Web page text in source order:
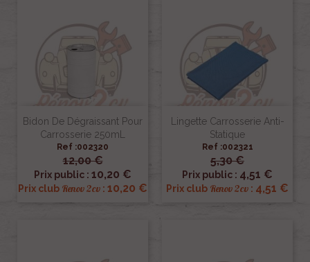
Bidon De Dégraissant Pour
Carrosserie 250mL
Ref :002320
12,00 €
Prix public : 10,20 €
Prix club Renov 2cv : 10,20 €
Lingette Carrosserie Anti-
Statique
Ref :002321
5,30 €
Prix public : 4,51 €
Prix club Renov 2cv : 4,51 €